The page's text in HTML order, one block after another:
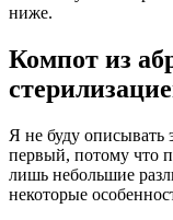
ниже.
Компот из
Я не буду описывать
первый, потому что
лишь небольшие
некоторые